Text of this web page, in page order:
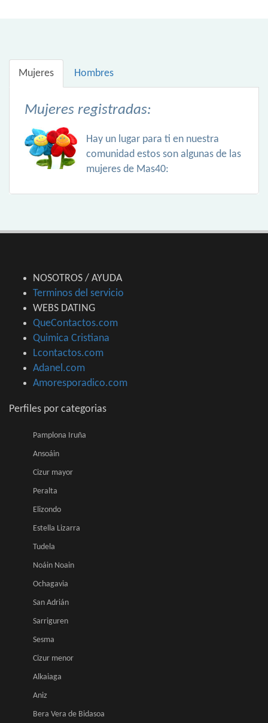
Mujeres Hombres
Mujeres registradas:
Hay un lugar para ti en nuestra
comunidad estos son algunas de las
mujeres de Mas40:
NOSOTROS / AYUDA
Terminos del servicio
WEBS DATING
QueContactos.com
Quimica Cristiana
Lcontactos.com
Adanel.com
Amoresporadico.com
Perfiles por categorias
Pamplona Iruña
Ansoáin
Cizur mayor
Peralta
Elizondo
Estella Lizarra
Tudela
Noáin Noain
Ochagavia
San Adrián
Sarriguren
Sesma
Cizur menor
Alkaiaga
Aniz
Bera Vera de Bidasoa